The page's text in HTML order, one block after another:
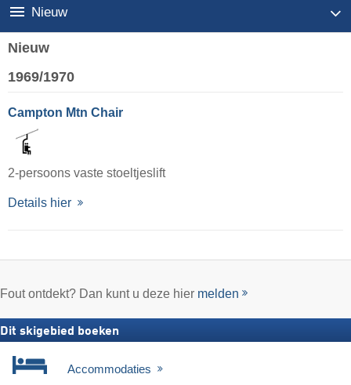
Nieuw
Nieuw
1969/1970
Campton Mtn Chair
2-persoons vaste stoeltjeslift
Details hier
Fout ontdekt? Dan kunt u deze hier melden
Dit skigebied boeken
Accommodaties